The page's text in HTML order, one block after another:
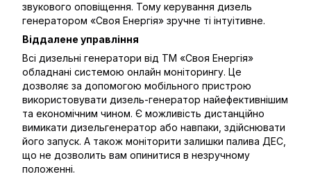
звукового оповіщення. Тому керування дизель
генератором «Своя Енергія» зручне ті інтуітивне.
Віддалене управління
Всі дизельні генератори від ТМ «Своя Енергія»
обладнані системою онлайн моніторингу. Це
дозволяє за допомогою мобільного пристрою
використовувати дизель-генератор найефективнішим
та економічним чином. Є можливість дистанційно
вимикати дизельгенератор або навпаки, здійснювати
його запуск. А також моніторити залишки палива ДЕС,
що не дозволить вам опинитися в незручному
положенні.